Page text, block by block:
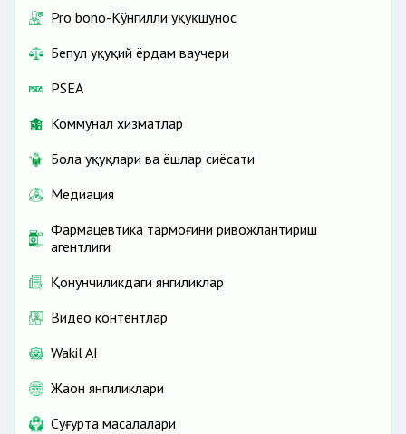
Pro bono-Кўнгилли ҳуқуқшунос
Бепул ҳуқуқий ёрдам ваучери
PSEA
Коммунал хизматлар
Бола ҳуқуқлари ва ёшлар сиёсати
Медиация
Фармацевтика тармоғини ривожлантириш
агентлиги
Қонунчиликдаги янгиликлар
Видео контентлар
Wakil AI
Жаҳон янгиликлари
Cуғурта масалалари